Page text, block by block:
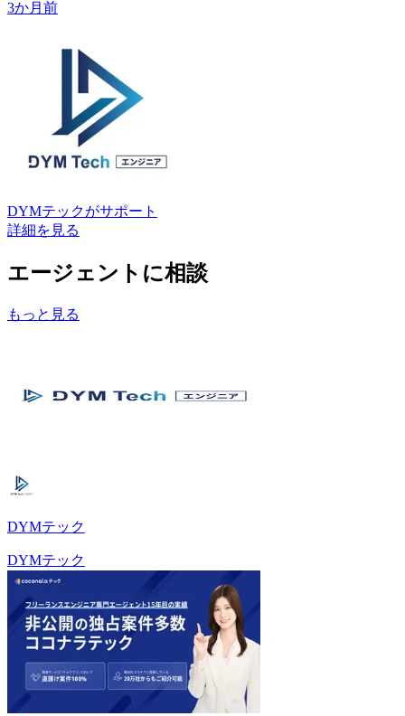
3か月前
DYMテックがサポート
詳細を見る
エージェントに相談
もっと見る
DYMテック
DYMテック